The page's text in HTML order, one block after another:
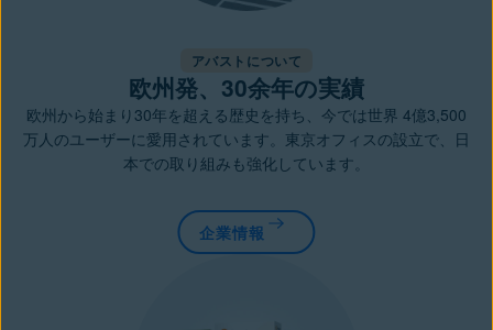
アバストについて
欧州発、30余年の実績
欧州から始まり30年を超える歴史を持ち、今では世界 4億3,500
万人のユーザーに愛用されています。東京オフィスの設立で、日
本での取り組みも強化しています。
企業情報